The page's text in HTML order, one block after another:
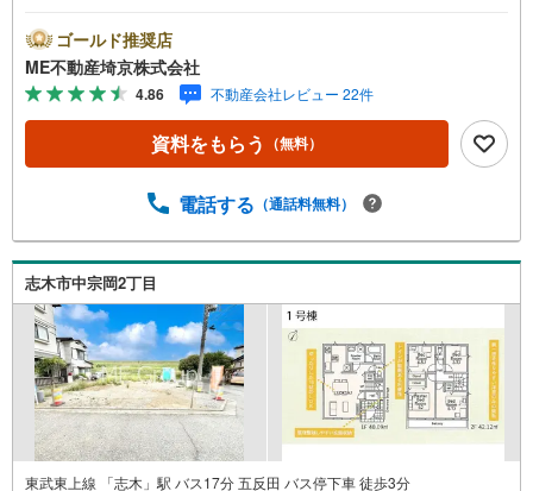
ご希望の日時をご記入いただけますとスムーズにご案内が
可能です。■ご来店特典1.ご見学、ご来店後にアンケート記
入でもれなく3、000円のQUOカードプレゼント（1組様1回
限り後日郵送）2.未公開の物件情報をご紹介3.不動産ご購
入、ご売却、太陽光発電システムご検討中のお客様、ご紹
介でもれなくQUOカード3、000円分プレゼント更にご紹介
円のご紹介料をお支払いさせて頂きます！詳しくはスタッ
マイカーでも安心！2.チャイルドスペース、授乳室、ベビ
ーベッド完備3.他にもファミリーに優しい『あったら良い
な』がここにある！ミルク用浄水サーバー、紙おむつ、ア
メニティ、大型個室2部屋、各ブースモニター等
ゴールド推奨店
ME不動産埼京株式会社
4.86 不動産会社レビュー 22件
資料をもらう （無料）
電話する （通話料無料）
志木市中宗岡2丁目
東武東上線 「志木」駅 バス17分 五反田 バス停下車 徒歩3分